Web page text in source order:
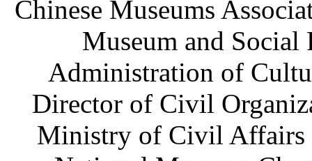
Chinese Museums
Museum and Social
Administration of
Director of Civil
Ministry of Civil Affairs